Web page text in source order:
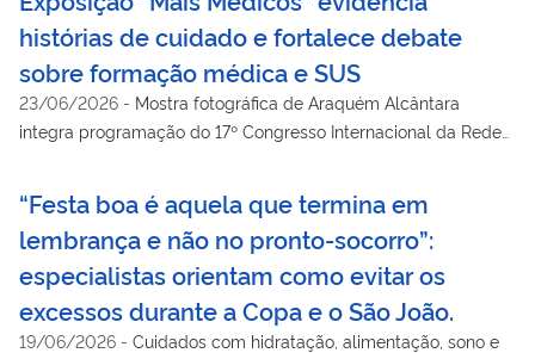
histórias de cuidado e fortalece debate
sobre formação médica e SUS
23/06/2026 - Mostra fotográfica de Araquém Alcântara
integra programação do 17º Congresso Internacional da Rede
“Festa boa é aquela que termina em
lembrança e não no pronto-socorro”:
especialistas orientam como evitar os
excessos durante a Copa e o São João.
19/06/2026 - Cuidados com hidratação, alimentação, sono e